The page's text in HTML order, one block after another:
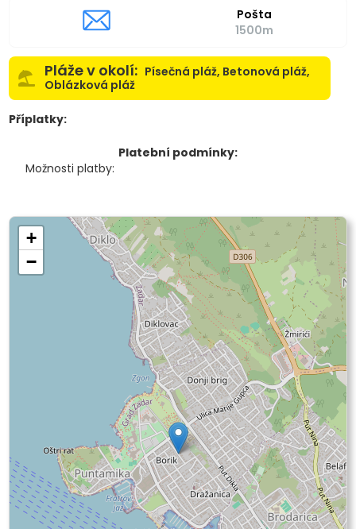
Pošta
1500m
Pláže v okolí: Písečná pláž, Betonová pláž,
Oblázková pláž
Příplatky:
Platební podmínky:
Možnosti platby:
+
−